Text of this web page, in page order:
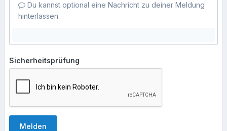
Du kannst optional eine Nachricht zu deiner Meldung
hinterlassen.
Sicherheitsprüfung
Melden